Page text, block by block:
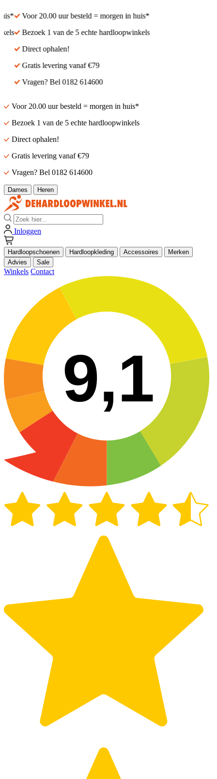
Voor 20.00 uur besteld = morgen in huis*
Bezoek 1 van de 5 echte hardloopwinkels
Direct ophalen!
Gratis levering vanaf €79
Vragen? Bel 0182 614600
Voor 20.00 uur besteld = morgen in huis*
Bezoek 1 van de 5 echte hardloopwinkels
Direct ophalen!
Gratis levering vanaf €79
Vragen? Bel 0182 614600
Dames Heren
Zoek
Inloggen
Hardloopschoenen Hardloopkleding Accessoires
Merken
Advies
Sale
Winkels Contact
9,1